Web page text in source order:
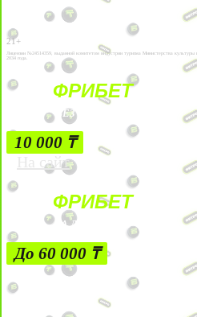
21+
Лицензии №24514359, выданной комитетом индустрии туризма Министерства культуры
2034 года.
ФРИБЕТ
БЕЗ УСЛОВИЙ
10 000 ₸
На сайт
ФРИБЕТ
ЗА ДЕПОЗИТЫ
До 60 000 ₸